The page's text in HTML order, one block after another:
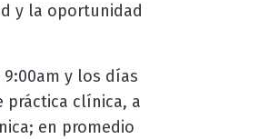
y la oportunidad
y los días
práctica clínica, a
en promedio